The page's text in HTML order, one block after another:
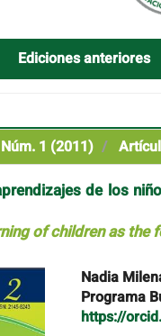
Ediciones anteriores
1 (2011)
de los
of children as
Contenido
principal
del
artículo
Nadia
Programa
https://